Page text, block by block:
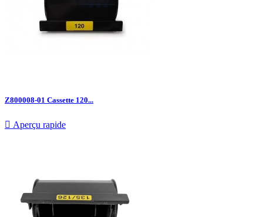
Z800008-01 Cassette 120...
 Aperçu rapide